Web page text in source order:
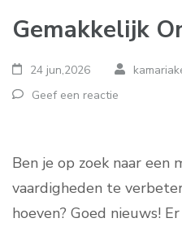
Gemakkelijk
24 jun,2026
Geef een reactie
Ben je op zoek naar een
vaardigheden te
hoeven? Goed nieuws!